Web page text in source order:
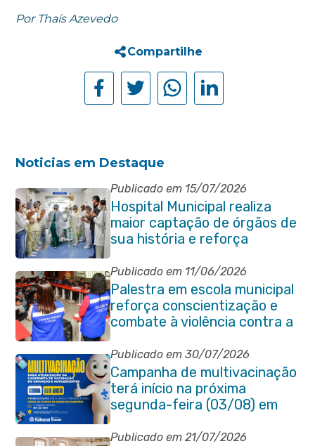
Por Thaís Azevedo
Compartilhe
Noticias em Destaque
Publicado em 15/07/2026
Hospital Municipal realiza
maior captação de órgãos de
sua história e reforça
compromisso com a vida
Publicado em 11/06/2026
Palestra em escola municipal
reforça conscientização e
combate à violência contra a
pessoa idosa em Itaboraí
Publicado em 30/07/2026
Campanha de multivacinação
terá início na próxima
segunda-feira (03/08) em
Itaboraí
Publicado em 21/07/2026